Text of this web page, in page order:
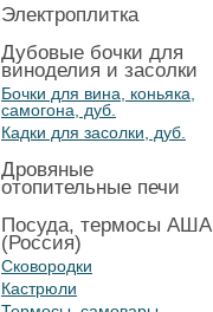
Электроплитка
Дубовые бочки для
виноделия и засолки
Бочки для вина, коньяка,
самогона, дуб.
Кадки для засолки, дуб.
Дровяные
отопительные печи
Посуда, термосы АША
(Россия)
Сковородки
Кастрюли